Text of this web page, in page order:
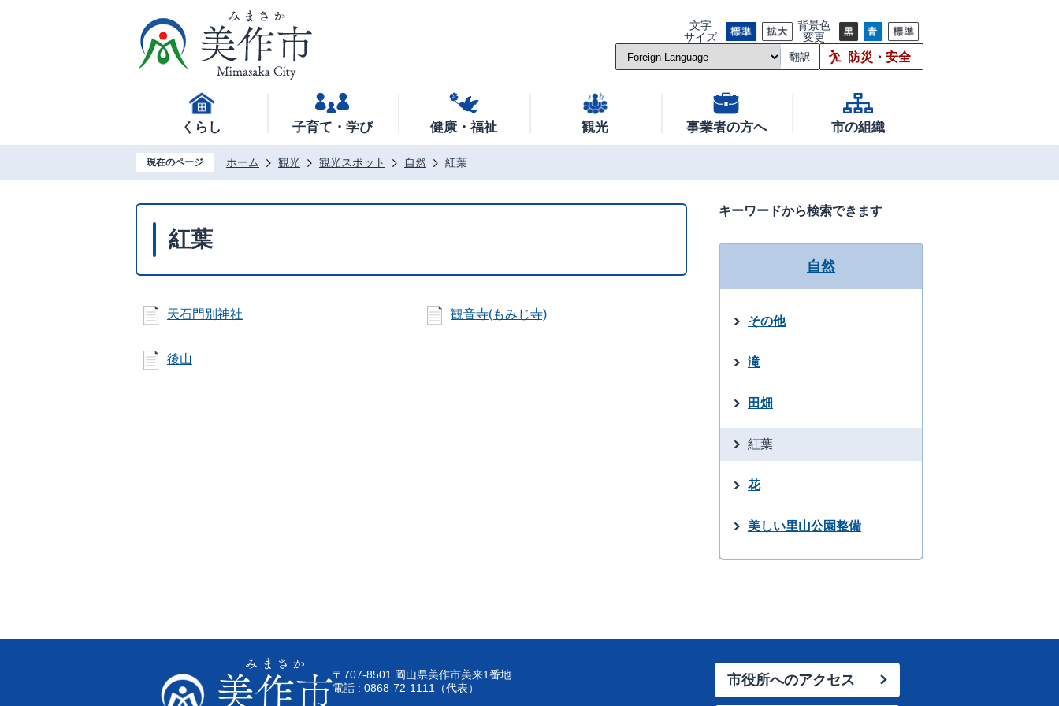
文字
サイズ
背景色
変更
翻訳
防災・安全
くらし 子育て・学び 健康・福祉 観光 事業者の方へ 市の組織
現在のページ ホーム 観光 観光スポット 自然 紅葉
紅葉
天石門別神社 観音寺(もみじ寺)
後山
キーワードから検索できます
自然
その他
滝
田畑
紅葉
花
美しい里山公園整備
〒707-8501 岡山県美作市美来1番地
電話 : 0868-72-1111（代表）
市役所へのアクセス